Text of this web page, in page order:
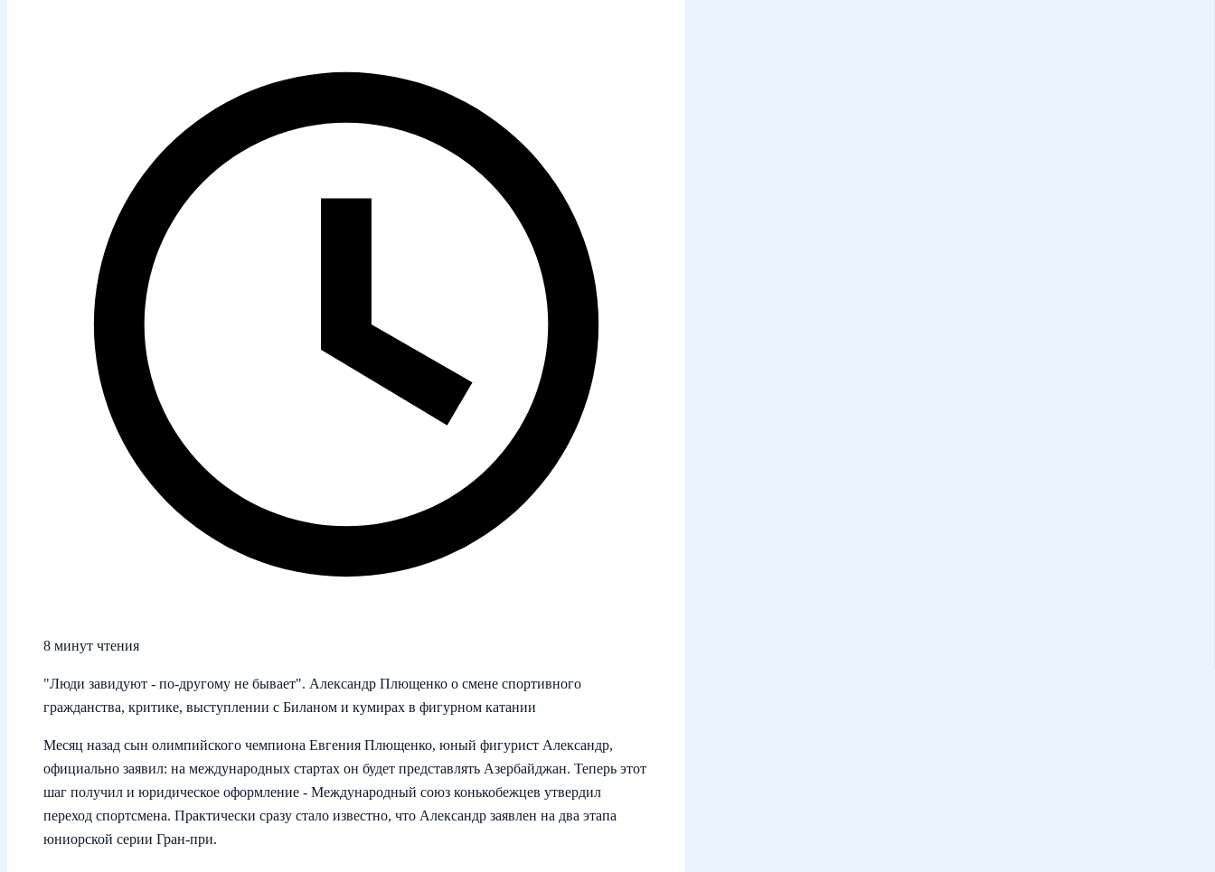
8 минут чтения
"Люди завидуют - по‑другому не бывает". Александр Плющенко о смене спортивного
гражданства, критике, выступлении с Биланом и кумирах в фигурном катании
Месяц назад сын олимпийского чемпиона Евгения Плющенко, юный фигурист Александр,
официально заявил: на международных стартах он будет представлять Азербайджан. Теперь этот
шаг получил и юридическое оформление - Международный союз конькобежцев утвердил
переход спортсмена. Практически сразу стало известно, что Александр заявлен на два этапа
юниорской серии Гран‑при.